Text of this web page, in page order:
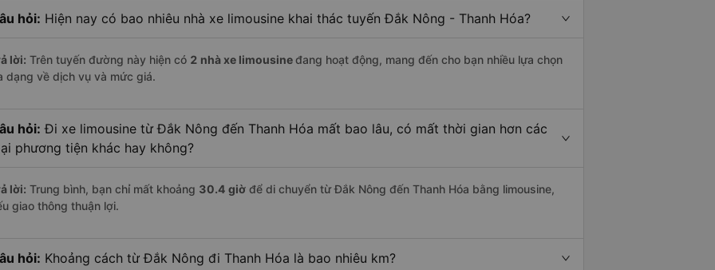
hỏi: Hiện nay có bao nhiêu nhà xe limousine khai thác tuyến Đắk Nông - Thanh Hóa?
lời: Trên tuyến đường này hiện có 2 nhà xe limousineđang hoạt động, mang đến cho bạn nhiều lựa chọn
dạng về dịch vụ và mức giá.
hỏi: Đi xe limousine từ Đắk Nông đến Thanh Hóa mất bao lâu, có mất thời gian hơn các
phương tiện khác hay không?
lời: Trung bình, bạn chỉ mất khoảng 30.4 giờ để di chuyển từ Đắk Nông đến Thanh Hóa bằng limousine,
giao thông thuận lợi.
hỏi: Khoảng cách từ Đắk Nông đi Thanh Hóa là bao nhiêu km?